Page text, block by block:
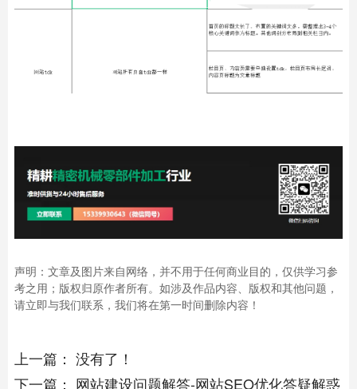
声明：文章及图片来自网络，并不用于任何商业目的，仅供学习参
考之用；版权归原作者所有。如涉及作品内容、版权和其他问题，
请立即与我们联系，我们将在第一时间删除内容！
上一篇： 没有了！
下一篇： 网站建设问题解答-网站SEO优化答疑解惑